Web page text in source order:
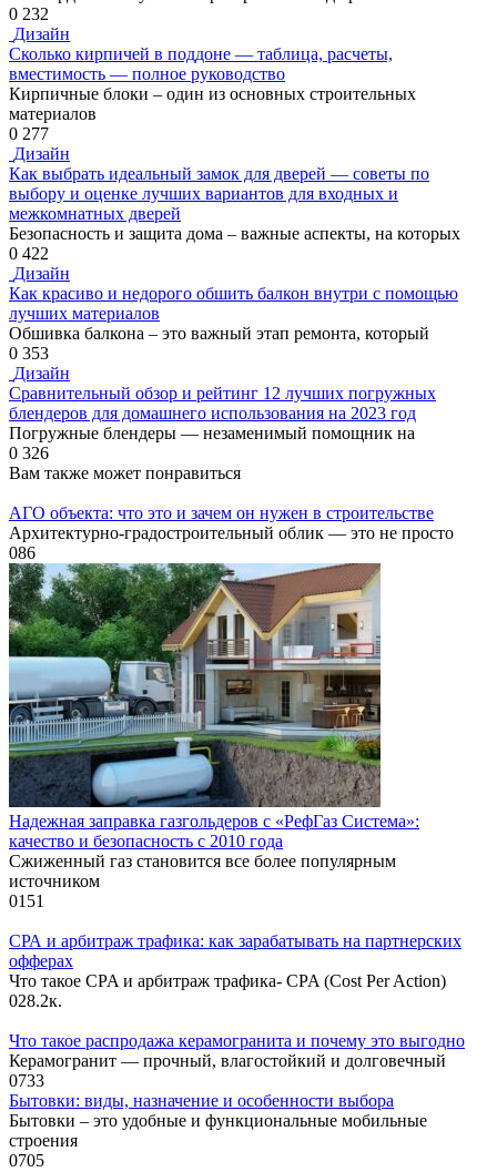
0 232
Дизайн
Сколько кирпичей в поддоне — таблица, расчеты,
вместимость — полное руководство
Кирпичные блоки – один из основных строительных
материалов
0 277
Дизайн
Как выбрать идеальный замок для дверей — советы по
выбору и оценке лучших вариантов для входных и
межкомнатных дверей
Безопасность и защита дома – важные аспекты, на которых
0 422
Дизайн
Как красиво и недорого обшить балкон внутри с помощью
лучших материалов
Обшивка балкона – это важный этап ремонта, который
0 353
Дизайн
Сравнительный обзор и рейтинг 12 лучших погружных
блендеров для домашнего использования на 2023 год
Погружные блендеры — незаменимый помощник на
0 326
Вам также может понравиться
АГО объекта: что это и зачем он нужен в строительстве
Архитектурно-градостроительный облик — это не просто
086
Надежная заправка газгольдеров с «РефГаз Система»:
качество и безопасность с 2010 года
Сжиженный газ становится все более популярным
источником
0151
СРА и арбитраж трафика: как зарабатывать на партнерских
офферах
Что такое CPA и арбитраж трафика- CPA (Cost Per Action)
028.2к.
Что такое распродажа керамогранита и почему это выгодно
Керамогранит — прочный, влагостойкий и долговечный
0733
Бытовки: виды, назначение и особенности выбора
Бытовки – это удобные и функциональные мобильные
строения
0705